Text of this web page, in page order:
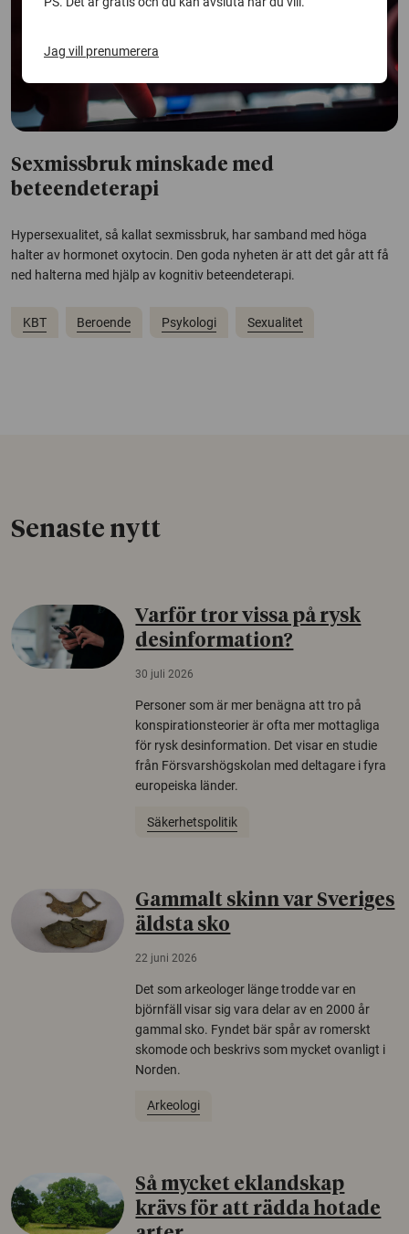
Sexmissbruk minskade med
beteendeterapi
Hypersexualitet, så kallat sexmissbruk, har samband med höga
halter av hormonet oxytocin. Den goda nyheten är att det går att få
ned halterna med hjälp av kognitiv beteendeterapi.
KBT Beroende Psykologi Sexualitet
Senaste nytt
Varför tror vissa på rysk
desinformation?
30 juli 2026
Personer som är mer benägna att tro på
konspirationsteorier är ofta mer mottagliga
för rysk desinformation. Det visar en studie
från Försvarshögskolan med deltagare i fyra
europeiska länder.
Säkerhetspolitik
Gammalt skinn var Sveriges
äldsta sko
22 juni 2026
Det som arkeologer länge trodde var en
björnfäll visar sig vara delar av en 2000 år
gammal sko. Fyndet bär spår av romerskt
skomode och beskrivs som mycket ovanligt i
Norden.
Arkeologi
Så mycket eklandskap
krävs för att rädda hotade
Jag vill prenumerera